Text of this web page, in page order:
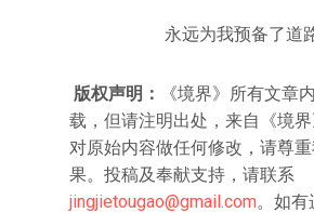
永远为我预备了道
版权声明：
《境界》所有文章
载，但请注明出处，来自《境
对原始内容做任何修改，请尊
果。投稿及奉献支持，请联系
jingjietougao@gmail.com。如有